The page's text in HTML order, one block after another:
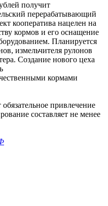
получит
перерабатывающий
кооператива нацелен на
кормов и его оснащение
Планируется
измельчителя рулонов
Создание нового цеха
кормами
привлечение
составляет не менее